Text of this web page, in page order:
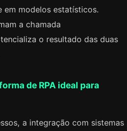
em modelos estatísticos.
a chamada
o resultado das duas
de RPA ideal para
a integração com sistemas